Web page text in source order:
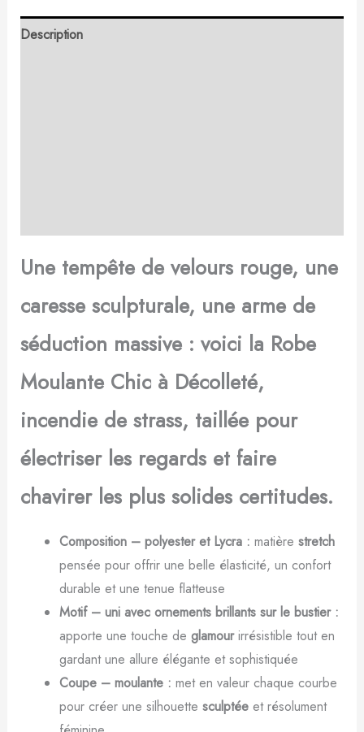
Description
Une tempête de velours rouge, une
caresse sculpturale, une arme de
séduction massive : voici la Robe
Moulante Chic à Décolleté,
incendie de strass, taillée pour
électriser les regards et faire
chavirer les plus solides certitudes.
Composition – polyester et Lycra : matière stretch
pensée pour offrir une belle élasticité, un confort
durable et une tenue flatteuse
Motif – uni avec ornements brillants sur le bustier :
apporte une touche de glamourirrésistible tout en
gardant une allure élégante et sophistiquée
Coupe – moulante : met en valeur chaque courbe
pour créer une silhouette sculptéeet résolument